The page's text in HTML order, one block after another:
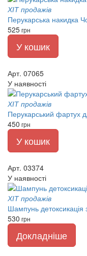
ХІТ продажів
Перукарська накидка
525грн
У кошик
Арт. 07065
У наявності
ХІТ продажів
Перукарський фартух
450 грн
У кошик
Арт. 03374
У наявності
ХІТ продажів
Шампунь детоксикація
530 грн
Докладніше